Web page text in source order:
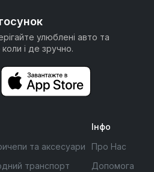
улюблені авто та
і де зручно.
та аксесуари
транспорт
Інфо
Про Нас
Допомога